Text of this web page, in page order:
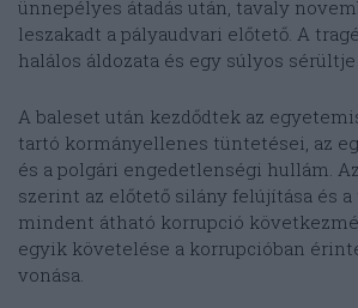
ünnepélyes átadás után, tavaly
leszakadt a pályaudvari előtető. A
halálos áldozata és egy súlyos
A baleset után kezdődtek az
tartó kormányellenes tüntetései, az
és a polgári engedetlenségi hullám.
szerint az előtető silány felújítása és a
mindent átható korrupció
egyik követelése a korrupcióban
vonása.